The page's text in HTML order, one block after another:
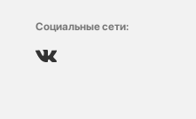
Социальные сети: